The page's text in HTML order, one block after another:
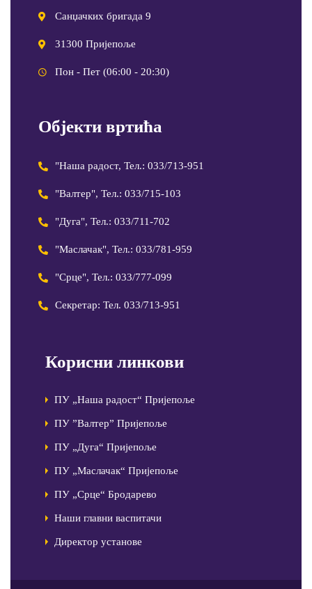
Санџачких бригада 9
31300 Пријепоље
Пон - Пет (06:00 - 20:30)
Објекти вртића
"Наша радост, Тел.: 033/713-951
"Валтер", Тел.: 033/715-103
"Дуга", Тел.: 033/711-702
"Маслачак", Тел.: 033/781-959
"Срце", Тел.: 033/777-099
Секретар: Тел. 033/713-951
Корисни линкови
ПУ „Наша радост“ Пријепоље
ПУ ”Валтер” Пријепоље
ПУ „Дуга“ Пријепоље
ПУ „Маслачак“ Пријепоље
ПУ „Срце“ Бродарево
Наши главни васпитачи
Директор установе